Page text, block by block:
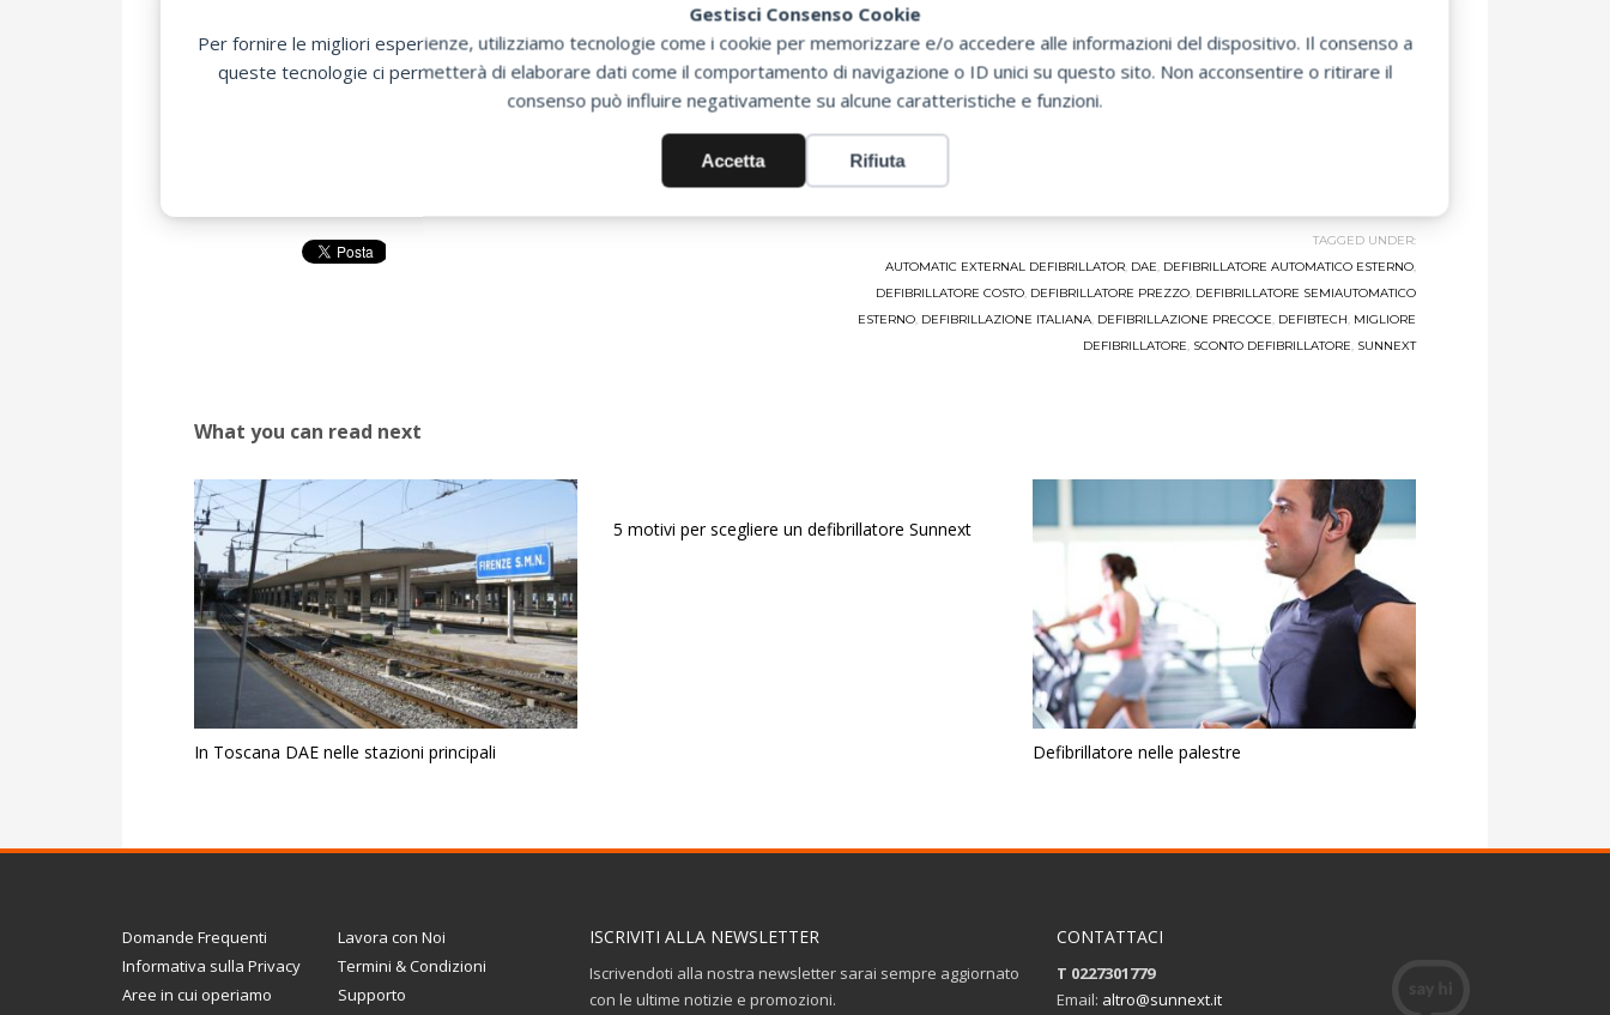
Gestisci Consenso Cookie
Per fornire le migliori esperienze, utilizziamo tecnologie come i cookie per memorizzare e/o accedere alle informazioni del dispositivo. Il consenso a
queste tecnologie ci permetterà di elaborare dati come il comportamento di navigazione o ID unici su questo sito. Non acconsentire o ritirare il
consenso può influire negativamente su alcune caratteristiche e funzioni.
Accetta Rifiuta
SoloSUNNEXTpuò.
TAGGED UNDER:
AUTOMATIC EXTERNAL DEFIBRILLATOR, DAE, DEFIBRILLATORE AUTOMATICO ESTERNO,
DEFIBRILLATORE COSTO, DEFIBRILLATORE PREZZO, DEFIBRILLATORE SEMIAUTOMATICO
ESTERNO, DEFIBRILLAZIONE ITALIANA, DEFIBRILLAZIONE PRECOCE, DEFIBTECH, MIGLIORE
DEFIBRILLATORE, SCONTO DEFIBRILLATORE, SUNNEXT
What you can read next
In Toscana DAE nelle stazioni principali
5 motivi per scegliere un defibrillatore Sunnext
Defibrillatore nelle palestre
Domande Frequenti
Lavora con Noi
Informativa sulla Privacy
Termini & Condizioni
Aree in cui operiamo
Supporto
ISCRIVITI ALLA NEWSLETTER
Iscrivendoti alla nostra newsletter sarai sempre aggiornato
con le ultime notizie e promozioni.
CONTATTACI
T 0227301779
Email: altro@sunnext.it